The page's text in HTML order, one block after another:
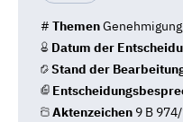
# Themen
Datum der
Stand der
Aktenzeichen 9 B